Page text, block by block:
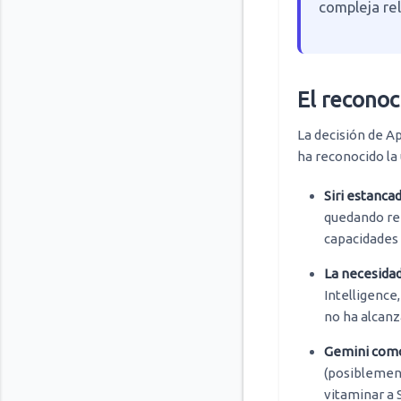
compleja
El
La decisión de
ha reconocido
Siri
quedando
La
no ha
Gemini
vitaminar a